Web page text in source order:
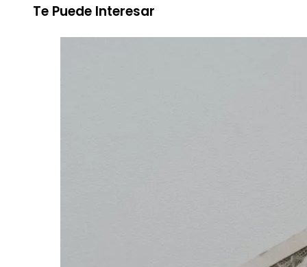
Te Puede Interesar